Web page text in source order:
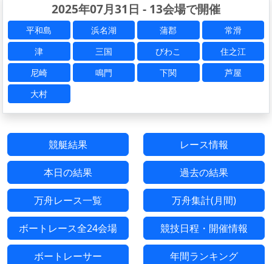
2025年07月31日 - 13会場で開催
平和島 浜名湖 蒲郡
常滑
津
三国 びわこ
住之江
尼崎
鳴門 下関
芦屋
大村
競艇結果 レース情報
本日の結果 過去の結果
万舟レース一覧 万舟集計(月間)
ボートレース全24会場 競技日程・開催情報
ボートレーサー 年間ランキング